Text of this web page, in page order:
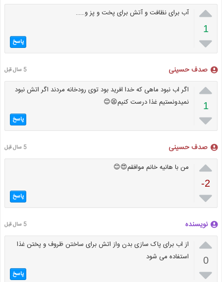

1

آب برای نظافت و آتش برای پخت و پز و……
پاسخ
صدف حسینی 5 سال قبل

1

اگر اب نبود ماهی که خدا افرید بود توی رودخانه مردند اگر اتش نبود
نمیدونستیم غذا درست کنیم😫😊
پاسخ
صدف حسینی 5 سال قبل

-2

من با هانیه خانم موافقم😍😊
پاسخ
نویسنده 5 سال قبل

0

از اب برای پاک سازی بدن واز اتش برای ساختن ظروف و پختن غذا
استفاده می شود
پاسخ